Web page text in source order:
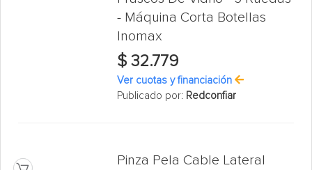
- Máquina Corta Botellas
Inomax
$ 32.779
Ver cuotas y financiación
Publicado por: Redconfiar
Pinza Pela Cable Lateral